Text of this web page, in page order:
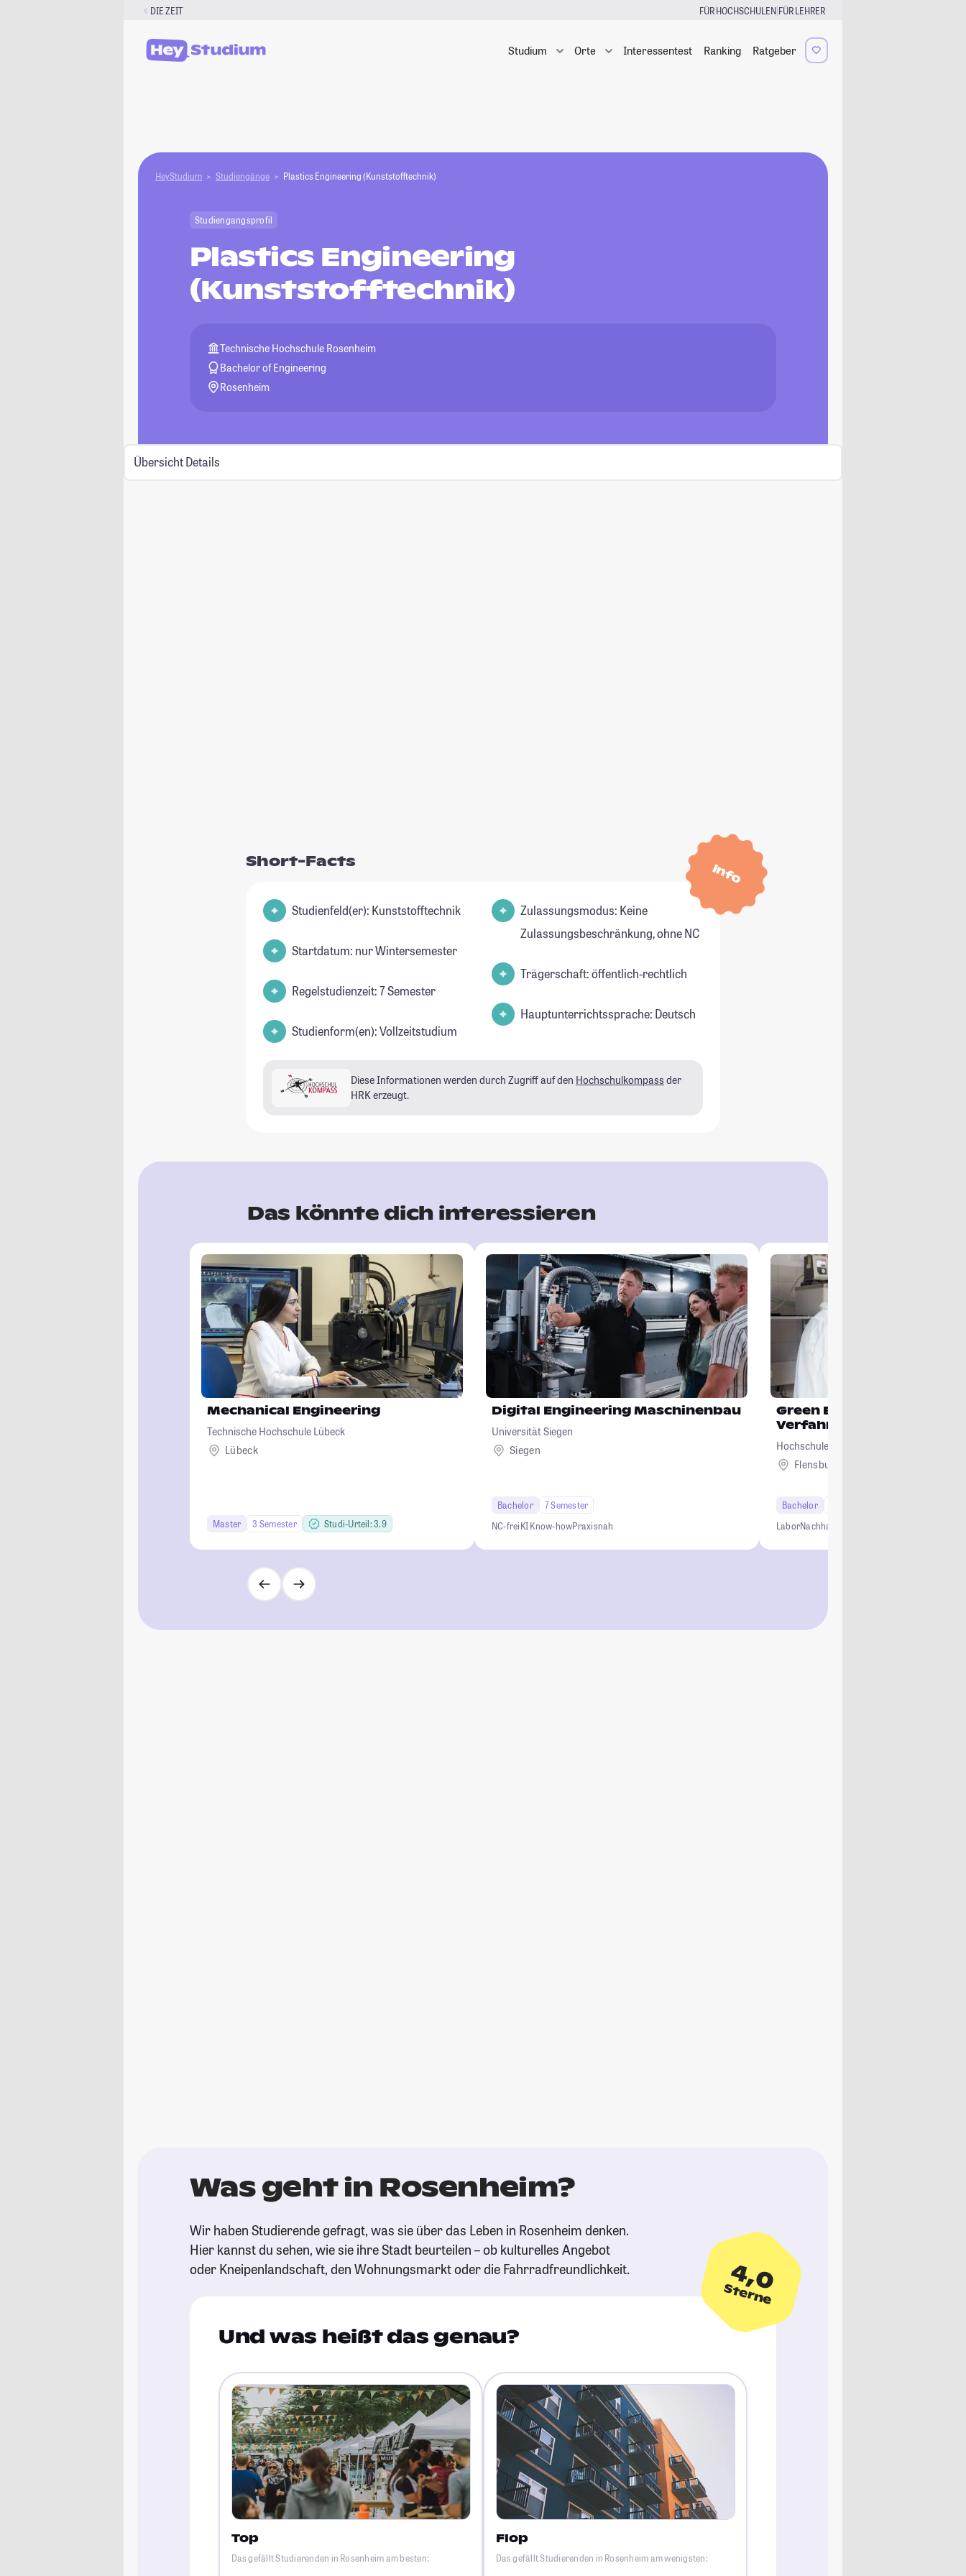
DIE ZEIT FÜR HOCHSCHULEN|FÜR LEHRER
Studium Orte Interessentest Ranking Ratgeber
HeyStudium Studiengänge Plastics Engineering (Kunststofftechnik)
Studiengangsprofil
Plastics Engineering
(Kunststofftechnik)
Technische Hochschule Rosenheim
Bachelor of Engineering
Rosenheim
Übersicht Details
Info
Short-Facts
Studienfeld(er): Kunststofftechnik
Startdatum: nur Wintersemester
Regelstudienzeit: 7 Semester
Studienform(en): Vollzeitstudium
Zulassungsmodus: Keine
Zulassungsbeschränkung, ohne NC
Trägerschaft: öffentlich-rechtlich
Hauptunterrichtssprache: Deutsch
Diese Informationen werden durch Zugriff auf den Hochschulkompass der
HRK erzeugt.
Das könnte dich interessieren
Mechanical Engineering
Technische Hochschule Lübeck
Lübeck
Master 3 Semester Studi-Urteil: 3.9
Digital Engineering Maschinenbau
Universität Siegen
Siegen
Bachelor
7 Semester
NC-freiKI Know-howPraxisnah
Green Engineering -
Verfahrenstechnik
Hochschule Flensburg
Flensburg
Bachelor
LaborNachhaltigkeit
Was geht in Rosenheim?
Wir haben Studierende gefragt, was sie über das Leben in Rosenheim denken.
Hier kannst du sehen, wie sie ihre Stadt beurteilen – ob kulturelles Angebot
oder Kneipenlandschaft, den Wohnungsmarkt oder die Fahrradfreundlichkeit.
4,0
Sterne
Und was heißt das genau?
Top
Das gefällt Studierenden in Rosenheim am besten:
Flop
Das gefällt Studierenden in Rosenheim am wenigsten: